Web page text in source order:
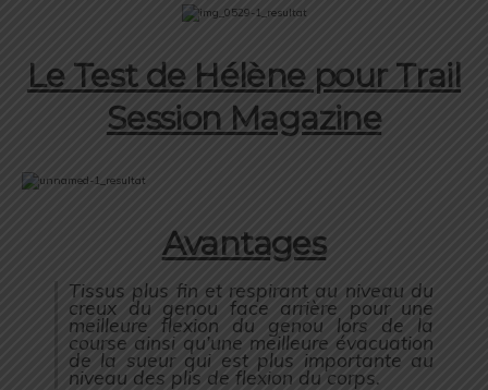
Le Test de Hélène pour Trail
Session Magazine
Avantages
Tissus plus fin et respirant au niveau du
creux du genou face arrière pour une
meilleure flexion du genou lors de la
course ainsi qu’une meilleure évacuation
de la sueur qui est plus importante au
niveau des plis de flexion du corps.